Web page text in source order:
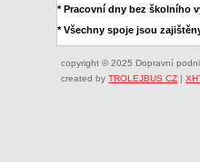
* Pracovní dny bez školního
* Všechny spoje jsou
copyright © 2025 Dopravní
created by TROLEJBUS CZ |